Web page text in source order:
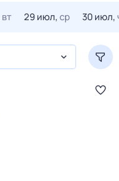
вт 29 июл,ср 30 июл,